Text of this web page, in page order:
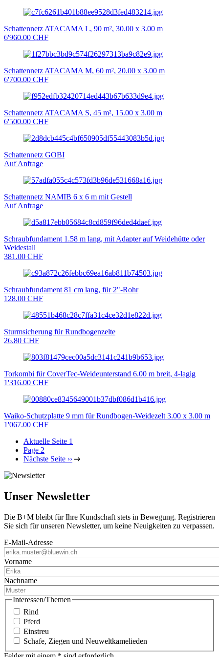
Schattennetz ATACAMA L, 90 m², 30.00 x 3.00 m
6'960.00 CHF
Schattennetz ATACAMA M, 60 m², 20.00 x 3.00 m
6'700.00 CHF
Schattennetz ATACAMA S, 45 m², 15.00 x 3.00 m
6'500.00 CHF
Schattennetz GOBI
Auf Anfrage
Schattennetz NAMIB 6 x 6 m mit Gestell
Auf Anfrage
Schraubfundament 1.58 m lang, mit Adapter auf Weidehütte oder
Weidestall
381.00 CHF
Schraubfundament 81 cm lang, für 2"-Rohr
128.00 CHF
Sturmsicherung für Rundbogenzelte
26.80 CHF
Torkombi für CoverTec-Weideunterstand 6.00 m breit, 4-lagig
1'316.00 CHF
Waiko-Schutzplatte 9 mm für Rundbogen-Weidezelt 3.00 x 3.00 m
1'067.00 CHF
Aktuelle Seite 1
Page 2
Nächste Seite ››
Unser Newsletter
Die B+M bleibt für Ihre Kundschaft stets in Bewegung. Registrieren
Sie sich für unseren Newsletter, um keine Neuigkeiten zu verpassen.
E-Mail-Adresse
Vorname
Nachname
Interessen/Themen
Rind
Pferd
Einstreu
Schafe, Ziegen und Neuweltkamelieden